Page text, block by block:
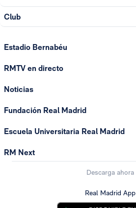
Club
Estadio Bernabéu
RMTV en directo
Noticias
Fundación Real Madrid
Escuela Universitaria Real Madrid
RM Next
Descarga ahora
Real Madrid App